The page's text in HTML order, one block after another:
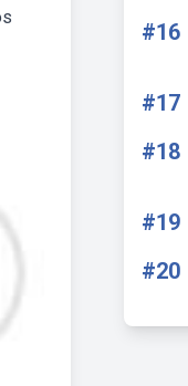
#16
#17
#18
#19
#20